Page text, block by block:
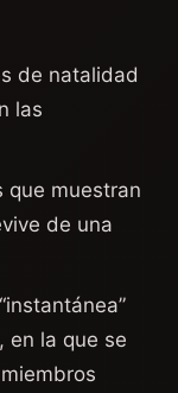
de natalidad
las
que muestran
de una
en la que se